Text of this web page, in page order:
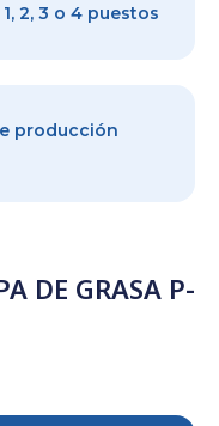
2, 3 o 4 puestos
producción
DE GRASA P-